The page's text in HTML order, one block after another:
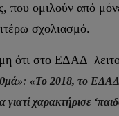
που ομιλούν από
σχολιασμό.
ότι στο ΕΔΑΔ
: «Το 2018, το ΕΔΑΔ
χαρακτήρισε